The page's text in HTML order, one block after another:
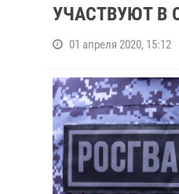
УЧАСТВУЮТ В
01 апреля 2020, 15:12